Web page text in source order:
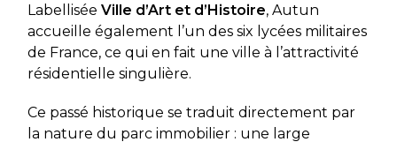
Labellisée Ville d’Art et d’Histoire, Autun
accueille également l’un des six lycées militaires
de France, ce qui en fait une ville à l’attractivité
résidentielle singulière.
Ce passé historique se traduit directement par
la nature du parc immobilier : une large